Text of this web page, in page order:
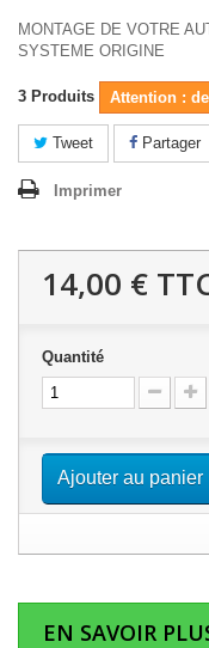
MONTAGE DE VOTRE
SYSTEME ORIGINE
3 Produits Attention :
Tweet Partager
Imprimer
14,00 €
Quantité
Ajouter au panier
EN SAVOIR